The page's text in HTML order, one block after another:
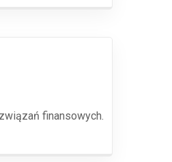
finansowych.